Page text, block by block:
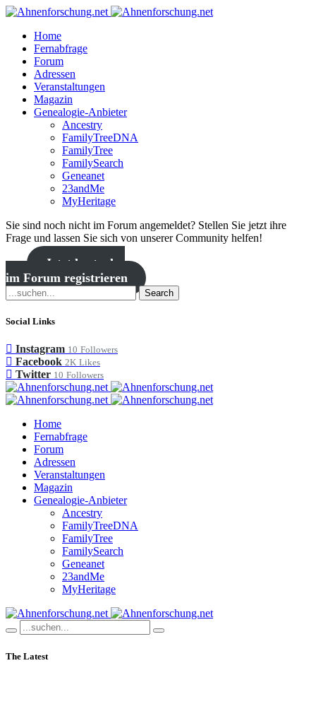
Home
Fernabfrage
Forum
Adressen
Veranstaltungen
Magazin
Genealogie-Anbieter
Ancestry
FamilyTreeDNA
FamilyTree
FamilySearch
Geneanet
23andMe
MyHeritage
Sie sind noch nicht im Forum angemeldet? Stellen Sie jetzt ihre
Frage und lassen Sie sich von unserer Community helfen!
Jetzt kostenlos
im Forum registrieren
Search
Social Links
Instagram 10 Followers
Facebook 2K Likes
Twitter 10 Followers
Home
Fernabfrage
Forum
Adressen
Veranstaltungen
Magazin
Genealogie-Anbieter
Ancestry
FamilyTreeDNA
FamilyTree
FamilySearch
Geneanet
23andMe
MyHeritage
The Latest